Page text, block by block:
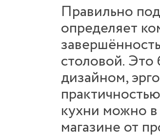
Правильно
определяет
столовой.
дизайном,
кухни можно
магазине от